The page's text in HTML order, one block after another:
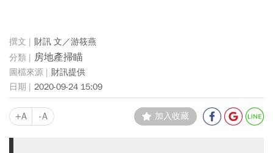
財訊 文／游筱燕
房地產掃瞄
財訊提供
2020-09-24 15:09
+A -A 加入收藏